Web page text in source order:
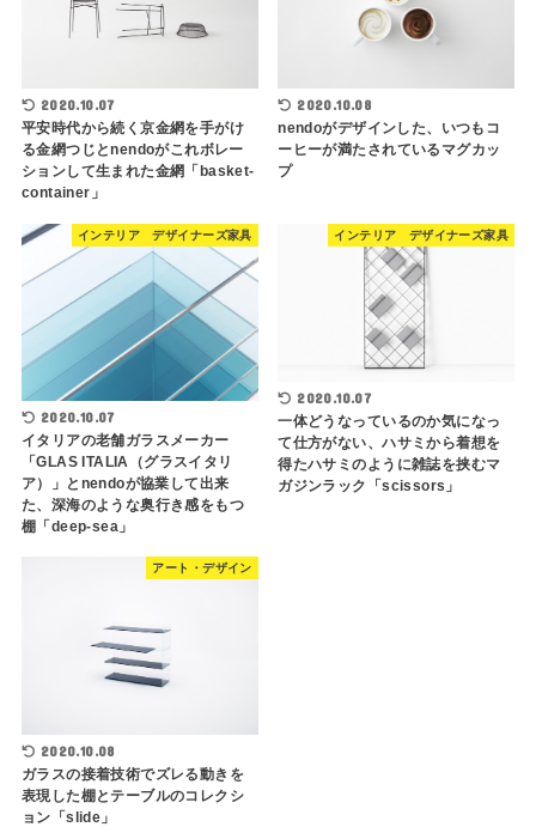
2020.10.07
平安時代から続く京金網を手がけ
る金網つじとnendoがこれボレー
ションして生まれた金網「basket-
container」
2020.10.08
nendoがデザインした、いつもコ
ーヒーが満たされているマグカッ
プ
インテリア デザイナーズ家具
2020.10.07
イタリアの老舗ガラスメーカー
「GLAS ITALIA（グラスイタリ
ア）」とnendoが協業して出来
た、深海のような奥行き感をもつ
棚「deep-sea」
インテリア デザイナーズ家具
2020.10.07
一体どうなっているのか気になっ
て仕方がない、ハサミから着想を
得たハサミのように雑誌を挟むマ
ガジンラック「scissors」
アート・デザイン
2020.10.08
ガラスの接着技術でズレる動きを
表現した棚とテーブルのコレクシ
ョン「slide」